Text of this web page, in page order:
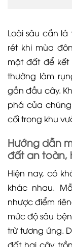
Loài sâu cắn
rét khi mùa
mặt đất để kết
thường làm
gần đầu cây.
phá của
cối trong khu
Hướng dẫn
đất an toàn,
Hiện nay, có
khác nhau.
nhược điểm
mức độ sâu
trừ tương ứng.
đất hại cây